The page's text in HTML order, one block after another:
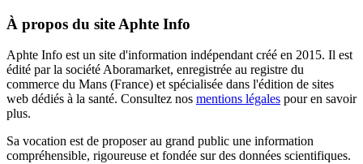
À propos du site Aphte Info
Aphte Info est un site d'information indépendant créé en 2015. Il est
édité par la société Aboramarket, enregistrée au registre du
commerce du Mans (France) et spécialisée dans l'édition de sites
web dédiés à la santé. Consultez nos mentions légales pour en savoir
plus.
Sa vocation est de proposer au grand public une information
compréhensible, rigoureuse et fondée sur des données scientifiques.